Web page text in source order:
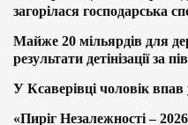
загорілася господарська
Майже 20 мільярдів для
результати детінізації за
У Ксаверівці чоловік
«Пиріг Незалежності –